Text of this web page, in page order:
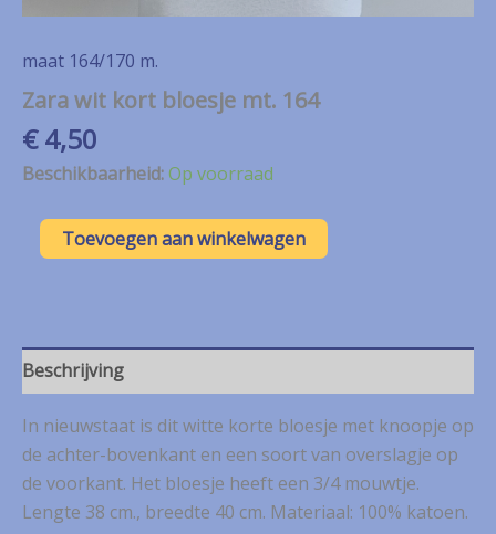
maat 164/170 m.
Zara wit kort bloesje mt. 164
€4,50
Beschikbaarheid:Op voorraad
Zara
wit
aantal
Toevoegen aan winkelwagen
Beschrijving
In nieuwstaat is dit witte korte bloesje met knoopje op
de achter-bovenkant en een soort van overslagje op
de voorkant. Het bloesje heeft een 3/4 mouwtje.
Lengte 38 cm., breedte 40 cm. Materiaal: 100% katoen.